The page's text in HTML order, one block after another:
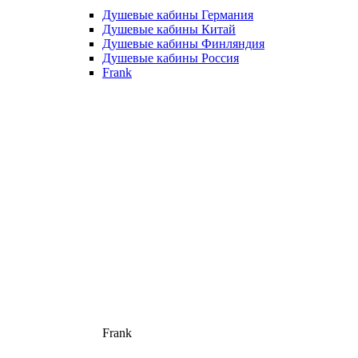
Душевые кабины Германия
Душевые кабины Китай
Душевые кабины Финляндия
Душевые кабины Россия
Frank
Frank